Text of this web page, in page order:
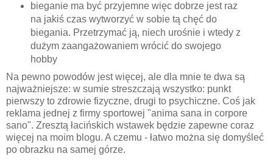
bieganie ma być przyjemne więc dobrze jest raz
na jakiś czas wytworzyć w sobie tą chęć do
biegania. Przetrzymać ją, niech urośnie i wtedy z
dużym zaangażowaniem wrócić do swojego
hobby
Na pewno powodów jest więcej, ale dla mnie te dwa są
najważniejsze: w sumie streszczają wszystko: punkt
pierwszy to zdrowie fizyczne, drugi to psychiczne. Coś jak
reklama jednej z firmy sportowej "anima sana in corpore
sano". Zresztą łacińskich wstawek będzie zapewne coraz
więcej na moim blogu. A czemu - łatwo można się domyśleć
po obrazku na samej górze.